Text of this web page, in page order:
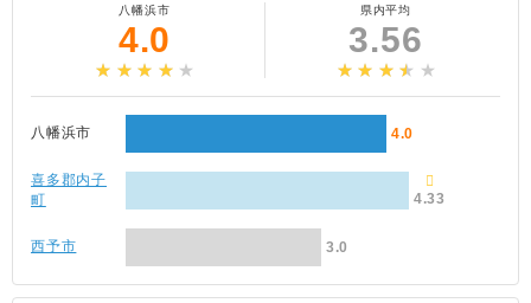
八幡浜市
4.0
県内平均
3.56
八幡浜市 4.0
喜多郡内子
町
4.33
西予市 3.0